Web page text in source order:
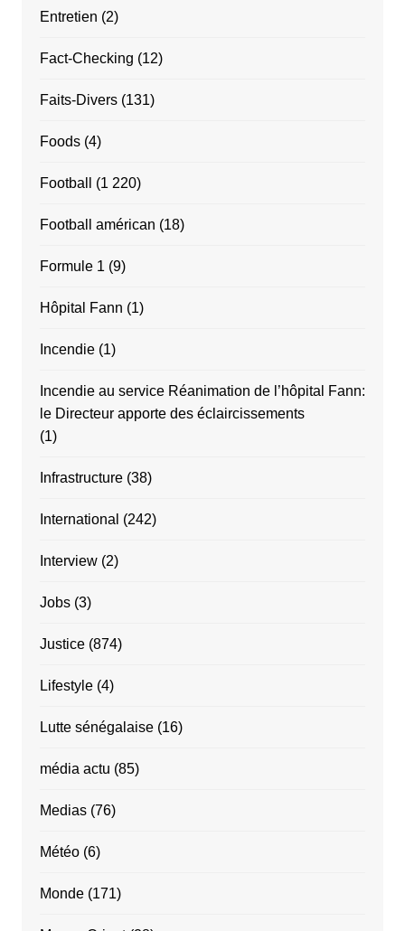
Entretien (2)
Fact-Checking (12)
Faits-Divers(131)
Foods(4)
Football (1 220)
Football américan (18)
Formule 1 (9)
Hôpital Fann (1)
Incendie(1)
Incendie au service Réanimation de l’hôpital Fann:
le Directeur apporte des éclaircissements
(1)
Infrastructure(38)
International (242)
Interview(2)
Jobs(3)
Justice(874)
Lifestyle(4)
Lutte sénégalaise(16)
média actu (85)
Medias(76)
Météo(6)
Monde(171)